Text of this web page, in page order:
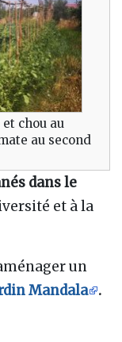
chou au
au second
dans le
et à la
un
Mandala .